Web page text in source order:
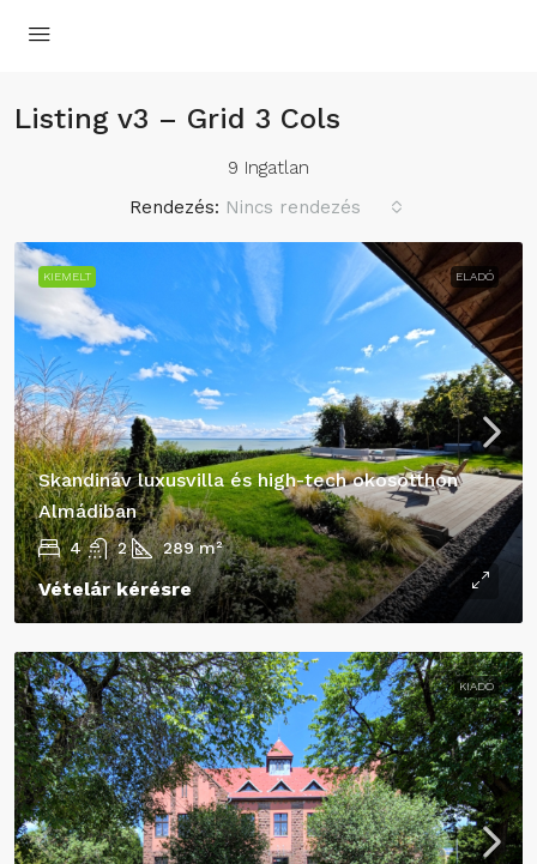
Listing v3 – Grid 3 Cols
9 Ingatlan
Rendezés: Nincs rendezés
KIEMELT ELADÓ
Skandináv luxusvilla és high-tech okosotthon
Almádiban
4 2 289 m²
Vételár kérésre
KIADÓ